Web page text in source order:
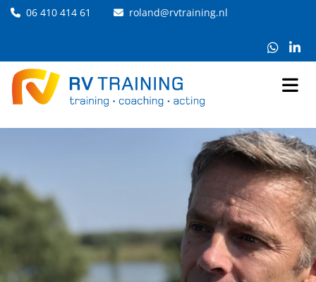
 06 410 414 61  roland@rvtraining.nl